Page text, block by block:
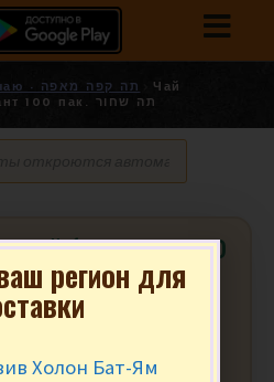
Чай Кофе К чаю - תה קפה מאפה
Чай
Майский чёрный бриллиант 100 пак. תה שחור
бриллиант 100
регион для
Холон Бат-Ям